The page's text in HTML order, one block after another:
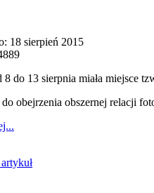
18 sierpień 2015
8 do 13 sierpnia miała miejsce
do obejrzenia obszernej relacji